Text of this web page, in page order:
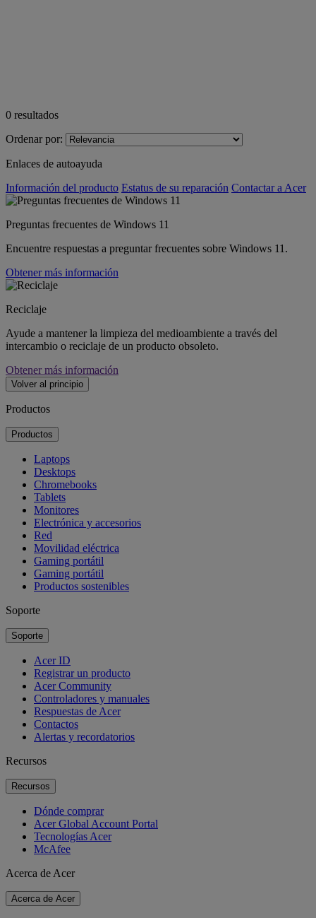
0 resultados
Ordenar por:
Enlaces de autoayuda
Información del producto Estatus de su reparación Contactar a Acer
Preguntas frecuentes de Windows 11
Encuentre respuestas a preguntar frecuentes sobre Windows 11.
Obtener más información
Reciclaje
Ayude a mantener la limpieza del medioambiente a través del
intercambio o reciclaje de un producto obsoleto.
Obtener más información
Volver al principio
Productos
Productos
Laptops
Desktops
Chromebooks
Tablets
Monitores
Electrónica y accesorios
Red
Movilidad eléctrica
Gaming portátil
Gaming portátil
Productos sostenibles
Soporte
Soporte
Acer ID
Registrar un producto
Acer Community
Controladores y manuales
Respuestas de Acer
Contactos
Alertas y recordatorios
Recursos
Recursos
Dónde comprar
Acer Global Account Portal
Tecnologías Acer
McAfee
Acerca de Acer
Acerca de Acer